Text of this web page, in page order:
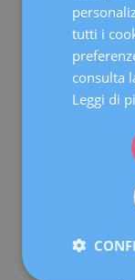
Disponiamo
consentono di
pazienti
tutti i
consulta
Leggi di